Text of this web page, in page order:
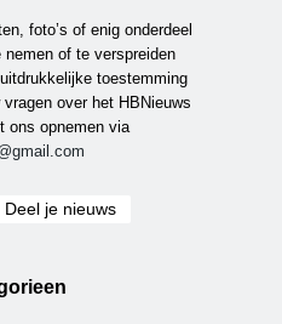
foto’s of enig onderdeel
of te verspreiden
toestemming
over het HBNieuws
ons opnemen via
Deel je nieuws